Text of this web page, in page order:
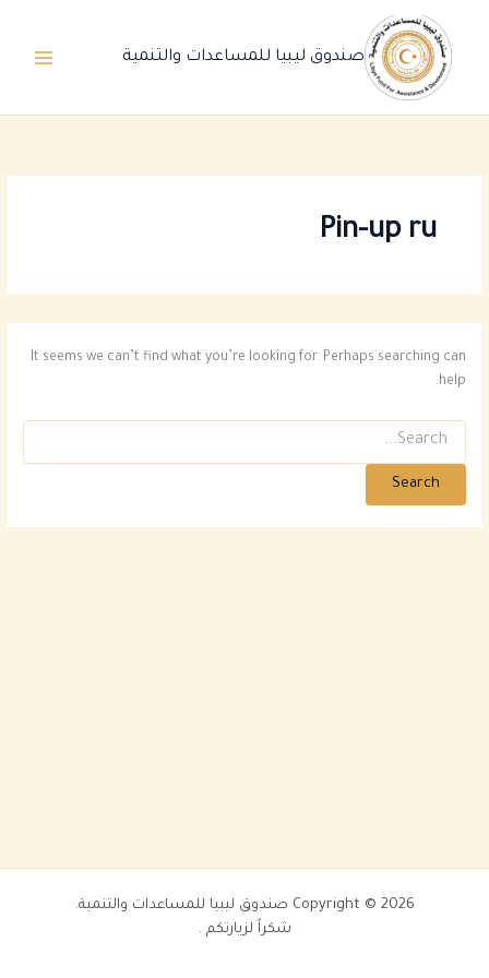
content
صندوق ليبيا للمساعدات والتنمية
Pin-up ru
It seems we can’t find what you’re looking for. Perhaps searching can
help.
Search
Copyright © 2026 صندوق ليبيا للمساعدات والتنمية.
شكراً لزيارتكم .